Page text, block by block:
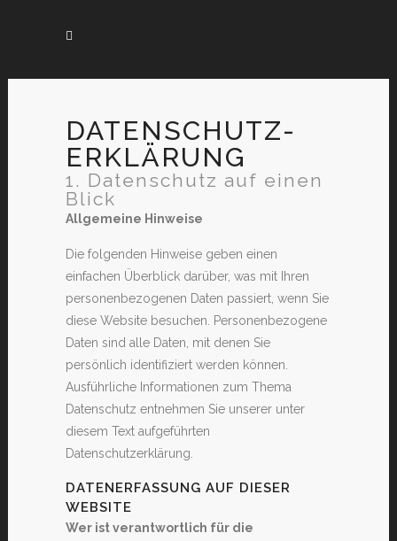
DATENSCHUTZ­
ERKLÄRUNG
1. Datenschutz auf einen
Blick
Allgemeine Hinweise
Die folgenden Hinweise geben einen
einfachen Überblick darüber, was mit Ihren
personenbezogenen Daten passiert, wenn Sie
diese Website besuchen. Personenbezogene
Daten sind alle Daten, mit denen Sie
persönlich identifiziert werden können.
Ausführliche Informationen zum Thema
Datenschutz entnehmen Sie unserer unter
diesem Text aufgeführten
Datenschutzerklärung.
DATENERFASSUNG AUF DIESER
WEBSITE
Wer ist verantwortlich für die